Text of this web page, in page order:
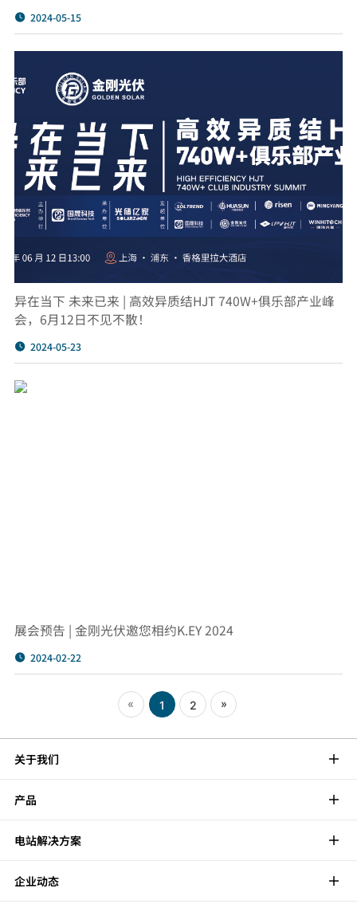
2024-05-15
异在当下 未来已来 | 高效异质结HJT 740W+俱乐部产业峰
会，6月12日不见不散！
2024-05-23
展会预告 | 金刚光伏邀您相约K.EY 2024
2024-02-22
« 1 2 »
关于我们
产品
电站解决方案
企业动态